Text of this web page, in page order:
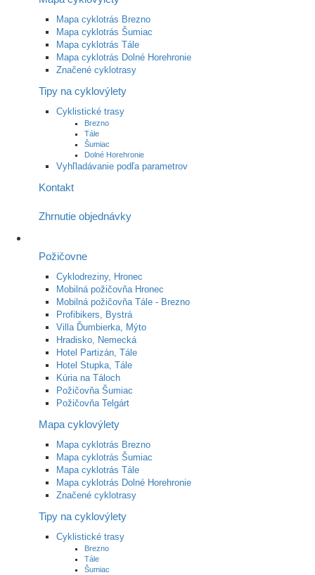
Mapa cyklotrás Brezno
Mapa cyklotrás Šumiac
Mapa cyklotrás Tále
Mapa cyklotrás Dolné Horehronie
Značené cyklotrasy
Tipy na cyklovýlety
Cyklistické trasy
Brezno
Tále
Šumiac
Dolné Horehronie
Vyhľladávanie podľa parametrov
Kontakt
Zhrnutie objednávky
Požičovne
Cyklodreziny, Hronec
Mobilná požičovňa Hronec
Mobilná požičovňa Tále - Brezno
Profibikers, Bystrá
Villa Ďumbierka, Mýto
Hradisko, Nemecká
Hotel Partizán, Tále
Hotel Stupka, Tále
Kúria na Táloch
Požičovňa Šumiac
Požičovňa Telgárt
Mapa cyklovýlety
Mapa cyklotrás Brezno
Mapa cyklotrás Šumiac
Mapa cyklotrás Tále
Mapa cyklotrás Dolné Horehronie
Značené cyklotrasy
Tipy na cyklovýlety
Cyklistické trasy
Brezno
Tále
Šumiac